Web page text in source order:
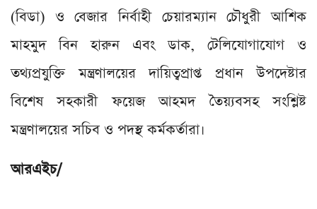
(বিডা) ও বেজার নির্বাহী চেয়ারম্যান চৌধুরী আশিক
মাহমুদ বিন হারুন এবং ডাক, টেলিযোগাযোগ ও
তথ্যপ্রযুক্তি মন্ত্রণালয়ের দায়িত্বপ্রাপ্ত প্রধান উপদেষ্টার
বিশেষ সহকারী ফয়েজ আহমদ তৈয়্যবসহ সংশ্লিষ্ট
মন্ত্রণালয়ের সচিব ও পদস্থ কর্মকর্তারা।
আরএইচ/